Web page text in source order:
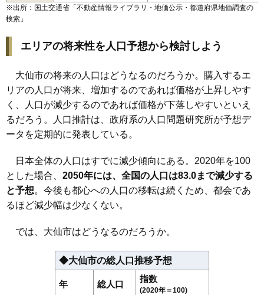
※出所：国土交通省「不動産情報ライブラリ・地価公示・都道府県地価調査の
検索 」
エリアの将来性を人口予想から検討しよう
大仙市の将来の人口はどうなるのだろうか。購入するエ
リアの人口が将来、増加するのであれば価格が上昇しやす
く、人口が減少するのであれば価格が下落しやすいといえ
るだろう。人口推計は、政府系の人口問題研究所が予想デ
ータを定期的に発表している。
日本全体の人口はすでに減少傾向にある。2020年を100
とした場合、 2050年には、全国の人口は83.0まで減少する
と予想。今後も都心への人口の移転は続くため、都会であ
るほど減少幅は少なくない。
では、大仙市はどうなるのだろうか。
◆大仙市の総人口推移予想
年 総人口
指数
(2020年＝100)